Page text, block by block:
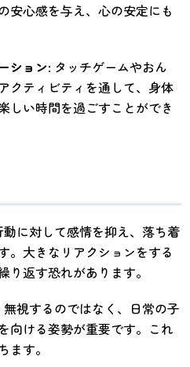
安心感を与え、心の安定にも
ション: タッチゲームやおん
クティビティを通して、身体
しい時間を過ごすことができ
動に対して感情を抑え、落ち着
。大きなリアクションをする
り返す恐れがあります。
無視するのではなく、日常の子
向ける姿勢が重要です。これ
ます。